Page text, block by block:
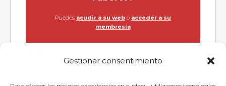
Gestionar consentimiento
Puedes acudir a su web o acceder a su
membresía